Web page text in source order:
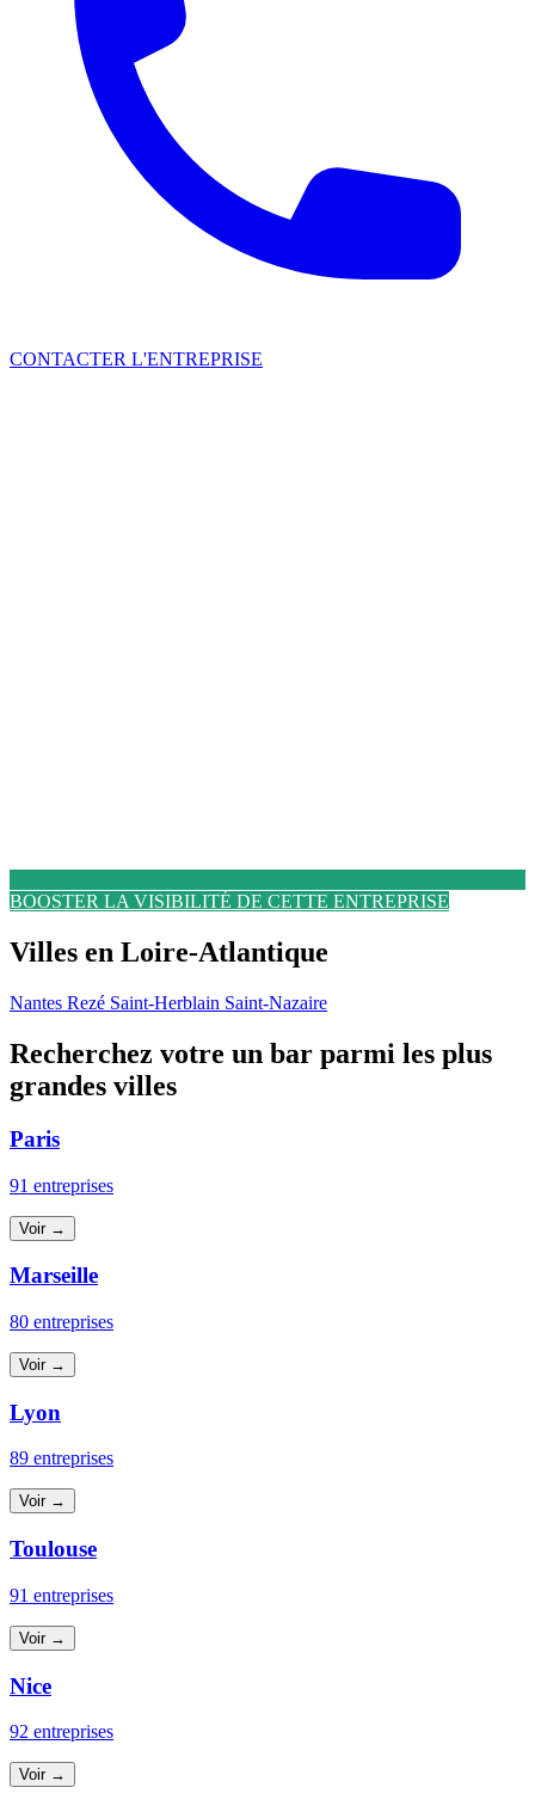
CONTACTER L'ENTREPRISE
BOOSTER LA VISIBILITÉ DE CETTE ENTREPRISE
Villes en Loire-Atlantique
Nantes Rezé Saint-Herblain Saint-Nazaire
Recherchez votre un bar parmi les plus
grandes villes
Paris
91 entreprises
Voir →
Marseille
80 entreprises
Voir →
Lyon
89 entreprises
Voir →
Toulouse
91 entreprises
Voir →
Nice
92 entreprises
Voir →